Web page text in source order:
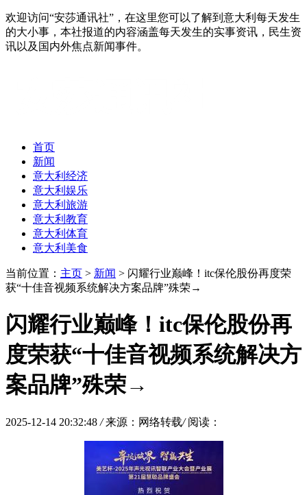
欢迎访问“安莎通讯社”，在这里您可以了解到意大利每天发生
的大小事，本社报道的内容涵盖每天发生的实事资讯，民生资
讯以及国内外焦点新闻事件。
首页
新闻
意大利经济
意大利娱乐
意大利旅游
意大利教育
意大利体育
意大利美食
当前位置： 主页 > 新闻 > 闪耀行业巅峰！itc保伦股份再度荣
获“十佳音视频系统解决方案品牌”殊荣→
闪耀行业巅峰！itc保伦股份再
度荣获“十佳音视频系统解决方
案品牌”殊荣→
2025-12-14 20:32:48 / 来源：网络转载/ 阅读：